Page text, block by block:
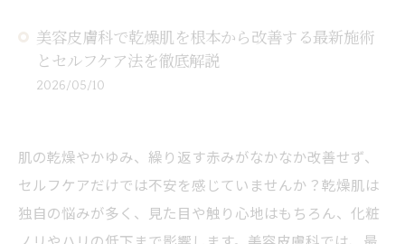
美容皮膚科で乾燥肌を根本から改善する最新施術
とセルフケア法を徹底解説
2026/05/10
肌の乾燥やかゆみ、繰り返す赤みがなかなか改善せず、
セルフケアだけでは不安を感じていませんか？乾燥肌は
独自の悩みが多く、見た目や触り心地はもちろん、化粧